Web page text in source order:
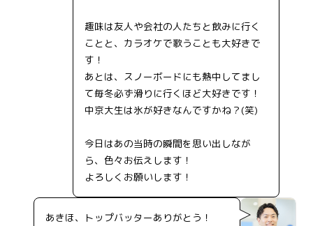
趣味は友人や会社の人たちと飲みに行く
ことと、カラオケで歌うことも大好きで
す！
あとは、スノーボードにも熱中してまし
て毎冬必ず滑りに行くほど大好きです！
中京大生は氷が好きなんですかね？(笑)
今日はあの当時の瞬間を思い出しなが
ら、色々お伝えします！
よろしくお願いします！
あきほ、トップバッターありがとう！